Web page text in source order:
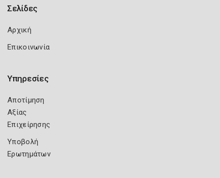
Σελίδες
Αρχική
Επικοινωνία
Υπηρεσίες
Αποτίμηση
Αξίας
Επιχείρησης
Υποβολή
Ερωτημάτων